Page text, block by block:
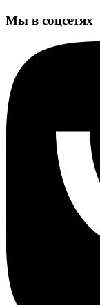
Мы в соцсетях